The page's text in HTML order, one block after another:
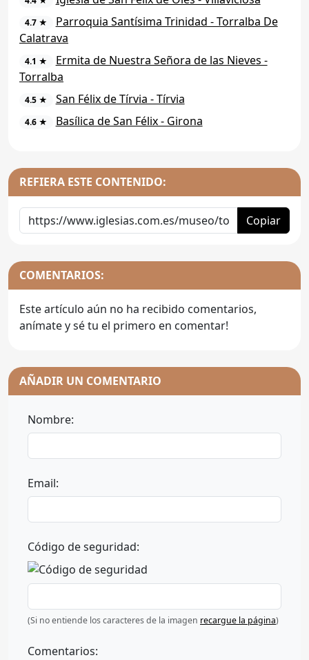
4.7 ★
Parroquia Santísima Trinidad - Torralba De
Calatrava
4.1 ★
Ermita de Nuestra Señora de las Nieves -
Torralba
4.5 ★ San Félix de Tírvia - Tírvia
4.6 ★ Basílica de San Félix - Girona
REFIERA ESTE CONTENIDO:
Copiar
COMENTARIOS:
Este artículo aún no ha recibido comentarios,
anímate y sé tu el primero en comentar!
AÑADIR UN COMENTARIO
Nombre:
Email:
Código de seguridad:
(Si no entiende los caracteres de la imagen recargue la página)
Comentarios: